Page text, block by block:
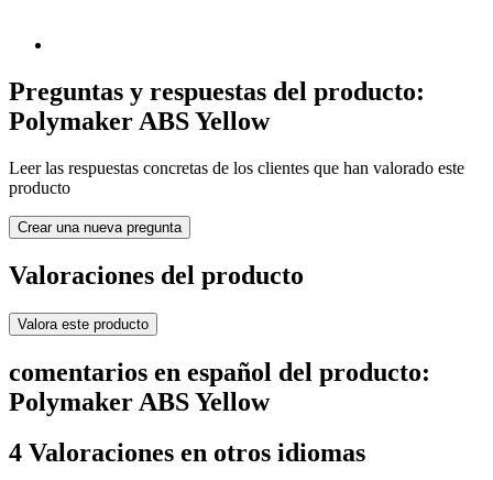
Preguntas y respuestas del producto:
Polymaker ABS Yellow
Leer las respuestas concretas de los clientes que han valorado este
producto
Crear una nueva pregunta
Valoraciones del producto
Valora este producto
comentarios en español del producto:
Polymaker ABS Yellow
4 Valoraciones en otros idiomas